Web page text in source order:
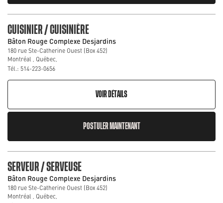
CUISINIER / CUISINIÈRE
Bâton Rouge Complexe Desjardins
180 rue Ste-Catherine Ouest (Box 452)
Montréal , Québec,
Tél.: 514-223-0656
VOIR DÉTAILS
POSTULER MAINTENANT
SERVEUR / SERVEUSE
Bâton Rouge Complexe Desjardins
180 rue Ste-Catherine Ouest (Box 452)
Montréal , Québec,